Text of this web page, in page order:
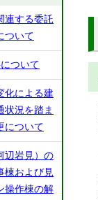
連する委託
ついて
ついて
化による建
状況を踏ま
について
辺岩見）の
棟および見
操作棟の解